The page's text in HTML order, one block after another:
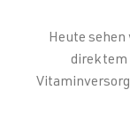
Heute
direktem